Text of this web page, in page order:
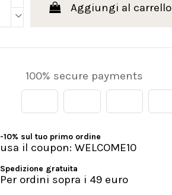
Aggiungi al carrello
100% secure payments
-10% sul tuo primo ordine
usa il coupon: WELCOME10
Spedizione gratuita
Per ordini sopra i 49 euro